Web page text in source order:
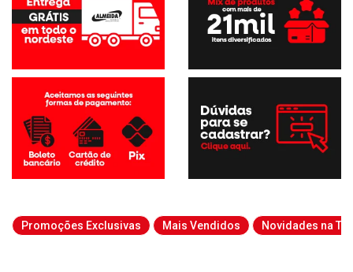
Promoções Exclusivas Mais Vendidos Novidades na